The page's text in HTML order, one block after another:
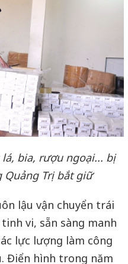
bia, rượu ngoại... bị
Trị bắt giữ
lậu vận chuyển trái
vi, sẵn sàng manh
lực lượng làm công
Điển hình trong năm